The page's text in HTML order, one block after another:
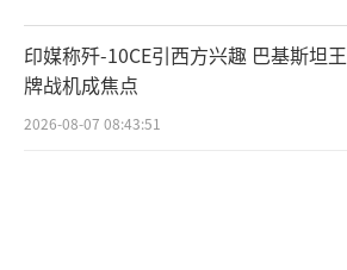
印媒称歼-10CE引西方兴趣 巴基斯坦王
牌战机成焦点
2026-08-07 08:43:51